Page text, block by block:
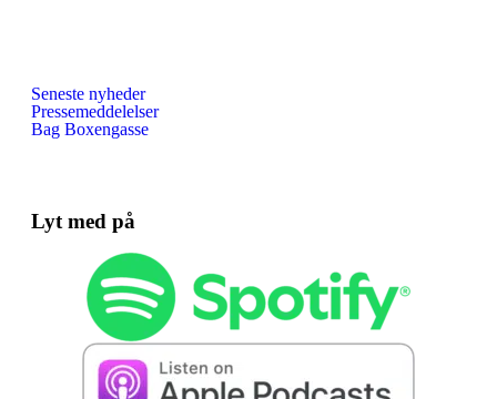
Seneste nyheder
Pressemeddelelser
Bag Boxengasse
Lyt med på